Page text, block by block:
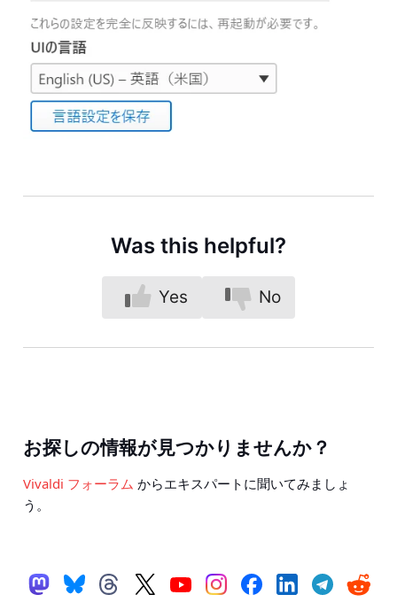
Was this helpful?
Yes No
お探しの情報が見つかりませんか？
Vivaldi フォーラム からエキスパートに聞いてみましょ
う。